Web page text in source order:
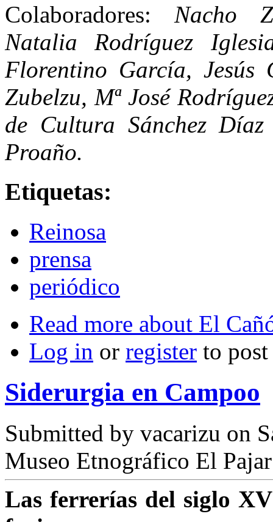
Colaboradores: Nacho
Natalia Rodríguez
Florentino García, Jesús
Zubelzu, Mª José
de Cultura Sánchez
Proaño.
Etiquetas:
Reinosa
prensa
periódico
Read more about El
Log in or register to
Siderurgia en Campoo
Submitted by vacarizu on
Museo Etnográfico El Pajar
Las ferrerías del siglo